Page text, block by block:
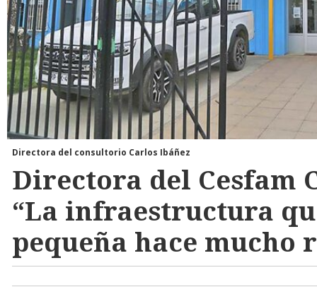
Directora del consultorio Carlos Ibáñez
Directora del Cesfam
“La infraestructura
pequeña hace mucho